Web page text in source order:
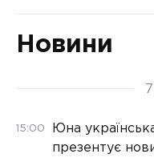
Новини
15:00
Юна
презентує